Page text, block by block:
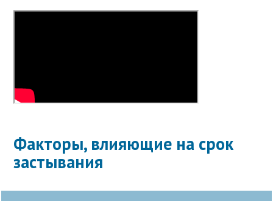
Факторы, влияющие на срок
застывания